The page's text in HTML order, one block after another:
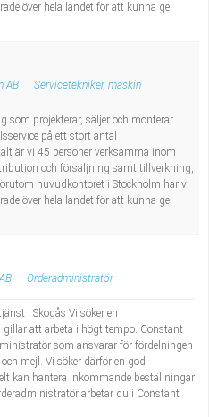
över hela landet för att kunna ge
AB Servicetekniker, maskin
som projekterar, säljer och monterar
på ett stort antal
är vi 45 personer verksamma inom
och försäljning samt tillverkning,
huvudkontoret i Stockholm har vi
över hela landet för att kunna ge
Orderadministratör
i Skogås Vi söker en
gillar att arbeta i högt tempo. Constant
som ansvarar för fördelningen
mejl. Vi söker därför en god
kan hantera inkommande beställningar
arbetar du i Constant